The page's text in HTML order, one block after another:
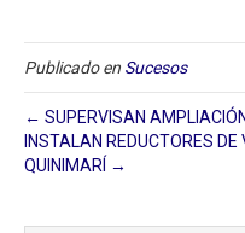
Publicado en Sucesos
← SUPERVISAN
INSTALAN REDUCTORES DE
QUINIMARÍ →